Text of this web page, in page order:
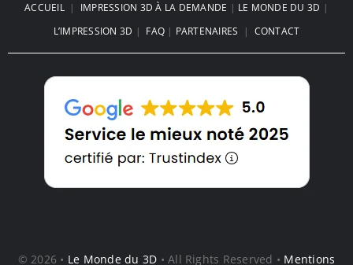
ACCUEIL| IMPRESSION 3D À LA DEMANDE | LE MONDE DU 3D |
L’IMPRESSION 3D | FAQ | PARTENAIRES | CONTACT
© 2026 • Le Monde du 3D • All Rights Reserved • Mentions